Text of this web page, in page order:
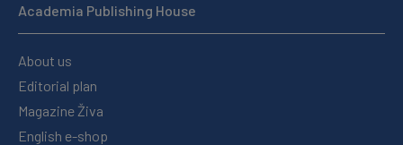
Academia Publishing House
About us
Editorial plan
Magazine Živa
English e-shop